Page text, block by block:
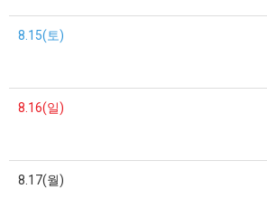
8.15(토)
8.16(일)
8.17(월)